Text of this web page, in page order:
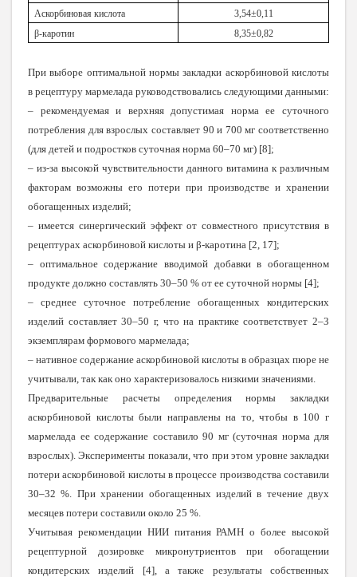
Аскорбиновая кислота
3,54±0,11
β-каротин
8,35±0,82
При выборе оптимальной нормы закладки аскорбиновой кислоты
в рецептуру мармелада руководствовались следующими данными:
– рекомендуемая и верхняя допустимая норма ее суточного
потребления для взрослых составляет 90 и 700 мг соответственно
(для детей и подростков суточная норма 60–70 мг) [8];
– из-за высокой чувствительности данного витамина к различным
факторам возможны его потери при производстве и хранении
обогащенных изделий;
– имеется синергический эффект от совместного присутствия в
рецептурах аскорбиновой кислоты и β-каротина [2, 17];
– оптимальное содержание вводимой добавки в обогащенном
продукте должно составлять 30–50 % от ее суточной нормы [4];
– среднее суточное потребление обогащенных кондитерских
изделий составляет 30–50 г, что на практике соответствует 2–3
экземплярам формового мармелада;
– нативное содержание аскорбиновой кислоты в образцах пюре не
учитывали, так как оно характеризовалось низкими значениями.
Предварительные расчеты определения нормы закладки
аскорбиновой кислоты были направлены на то, чтобы в 100 г
мармелада ее содержание составило 90 мг (суточная норма для
взрослых). Эксперименты показали, что при этом уровне закладки
потери аскорбиновой кислоты в процессе производства составили
30–32 %. При хранении обогащенных изделий в течение двух
месяцев потери составили около 25 %.
Учитывая рекомендации НИИ питания РАМН о более высокой
рецептурной дозировке микронутриентов при обогащении
кондитерских изделий [4], а также результаты собственных